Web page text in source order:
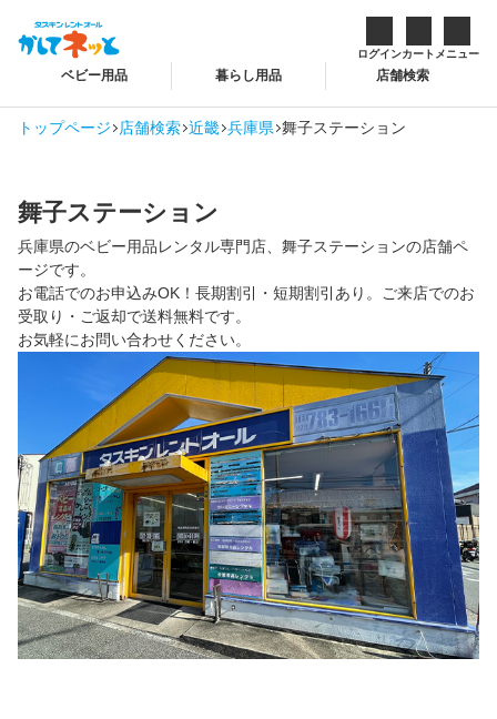
ログインカート メニュー
ベビー用品 暮らし用品 店舗検索
トップページ 店舗検索 近畿 兵庫県 舞子ステーション
舞子ステーション
兵庫県のベビー用品レンタル専門店、舞子ステーションの店舗ペ
ージです。
お電話でのお申込みOK！長期割引・短期割引あり。ご来店でのお
受取り・ご返却で送料無料です。
お気軽にお問い合わせください。